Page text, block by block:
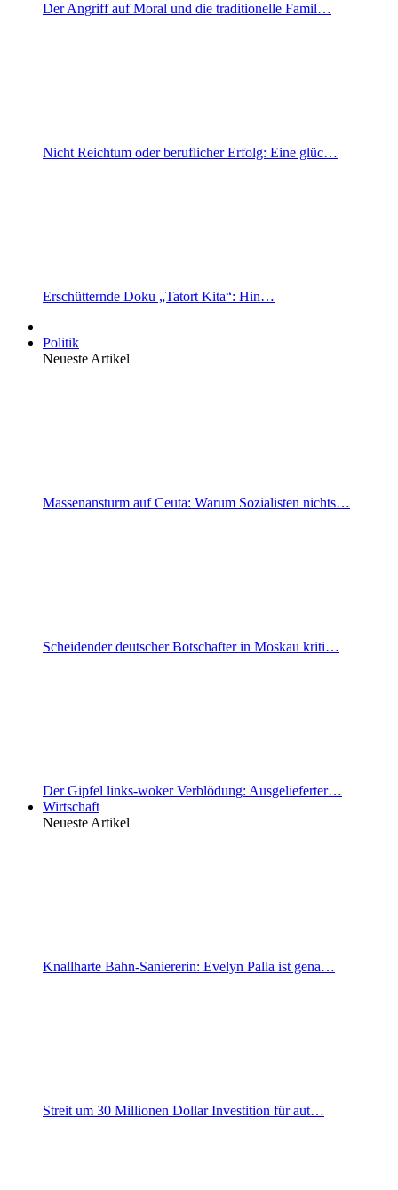
Der Angriff auf Moral und die traditionelle Famil…
Nicht Reichtum oder beruflicher Erfolg: Eine glüc…
Erschütternde Doku „Tatort Kita“: Hin…
Politik
Neueste Artikel
Massenansturm auf Ceuta: Warum Sozialisten nichts…
Scheidender deutscher Botschafter in Moskau kriti…
Der Gipfel links-woker Verblödung: Ausgelieferter…
Wirtschaft
Neueste Artikel
Knallharte Bahn-Saniererin: Evelyn Palla ist gena…
Streit um 30 Millionen Dollar Investition für aut…